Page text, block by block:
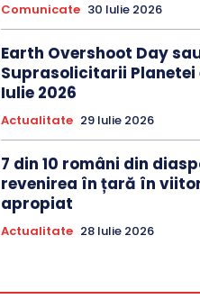
Comunicate 30 Iulie 2026
Earth Overshoot Day
Suprasolicitarii Planetei
Iulie 2026
Actualitate 29 Iulie 2026
7 din 10 români din
revenirea în țară în
apropiat
Actualitate 28 Iulie 2026